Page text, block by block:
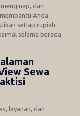
dan
Anda
setiap rupiah
selama berada
Sewa
layanan, dan